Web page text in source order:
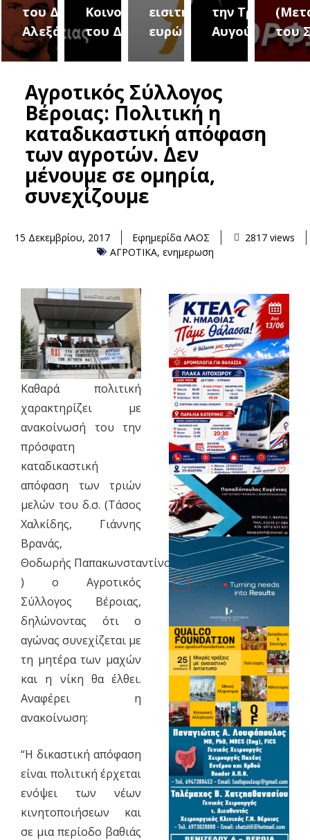
του Δήμου
Αλεξάνδρειας
Κοινοτήτων
του Δήμου
εισιτήριο 2
ευρώ
την Τρίτη 18
Αυγούστουτου
Αγροτικός Σύλλογος
Βέροιας: Πολιτική η
καταδικαστική απόφαση
των αγροτών. Δεν
μένουμε σε ομηρία,
συνεχίζουμε
15 Δεκεμβρίου, 2017 Εφημερίδα ΛΑΟΣ
2817 views
ΑΓΡΟΤΙΚΑ, ενημερωση
Καθαρά πολιτική
χαρακτηρίζει με
ανακοίνωσή του την
πρόσφατη
καταδικαστική
απόφαση των τριών
μελών του δ.σ. (Τάσος
Χαλκίδης, Γιάννης
Βρανάς,
Θοδωρής Παπακωνσταντίνου
) ο Αγροτικός
Σύλλογος Βέροιας,
δηλώνοντας ότι ο
αγώνας συνεχίζεται με
τη μητέρα των μαχών
και η νίκη θα έλθει.
Αναφέρει η
ανακοίνωση:
“Η δικαστική απόφαση
είναι πολιτική έρχεται
ενόψει των νέων
κινητοποιήσεων και
σε μια περίοδο βαθιάς